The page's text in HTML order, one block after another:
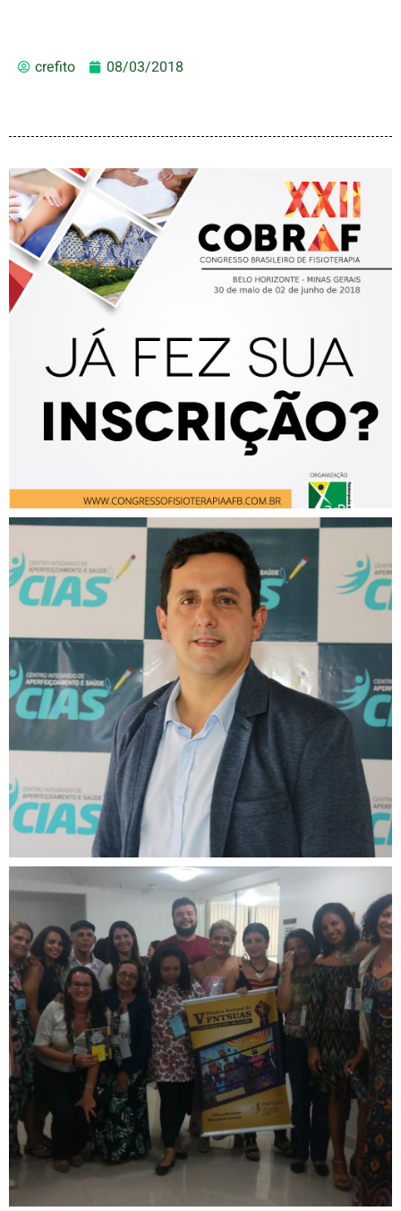
crefito 08/03/2018
Participe do XXII Congresso
Brasileiro de Fisioterapia!
CREFITO-7 participa do 1º
Simpósio de Fisioterapia do
CIAS
CREFITO-7 participa da V
Plenária Nacional do
FNTSUAS